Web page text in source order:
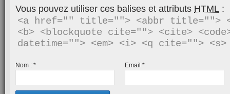
Vous pouvez utiliser ces balises et attributs HTML :
<a href="" title=""> <abbr title="">
<b> <blockquote cite=""> <cite>
Nom : * Email*